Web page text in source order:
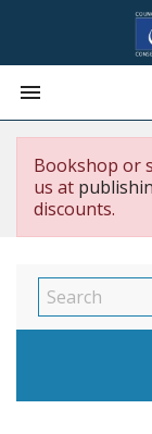

Bookshop or
us at
discounts.